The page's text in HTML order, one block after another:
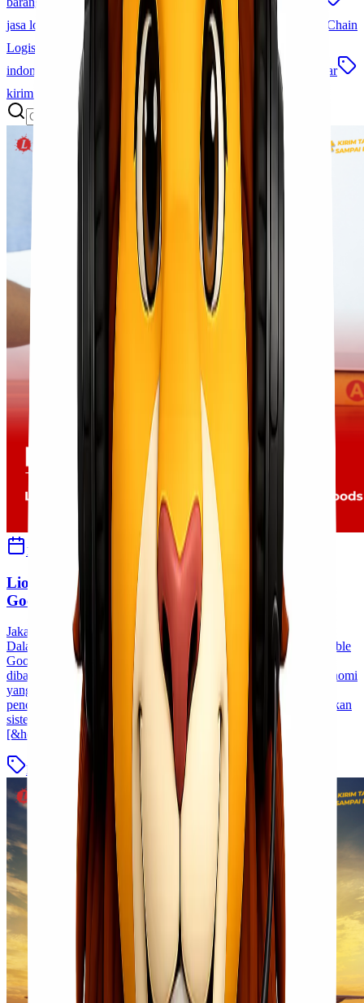
jasa logistik terpercaya
ekspedisi jakarta morowali
Cold Chain
Logistics
sla logistik logistik terintegrasi
jasa logistik
indonesia
empu bandara makassar
Lionel Cargo Makassar
kirim barang udara
paket udara tips pengiriman cargo
11 Juni 2026 Sherly
Lionel Express Melayani Pengiriman Valuable
Goods
Jakarta Solusi Pengiriman Aman untuk Barang Bernilai Tinggi,
Dalam industri logistik, pengiriman barang bernilai tinggi (Valuable
Goods) memerlukan standar penanganan yang lebih ketat
dibandingkan pengiriman cargo biasa. Selain memiliki nilai ekonomi
yang tinggi, barang-barang ini juga memiliki risiko kehilangan,
pencurian, atau kerusakan yang lebih besar sehingga membutuhkan
sistem pengamanan dan pengawasan khusus selama proses
[&hellip;]
Blog Baca Selengkapnya